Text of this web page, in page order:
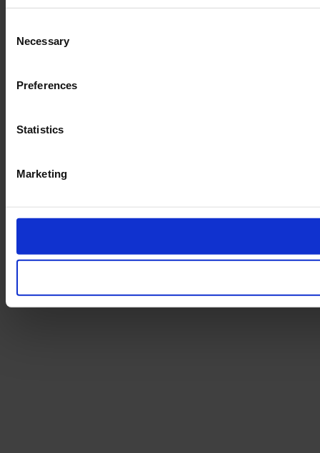
Selection
Necessary
Preferences
Statistics
Marketing